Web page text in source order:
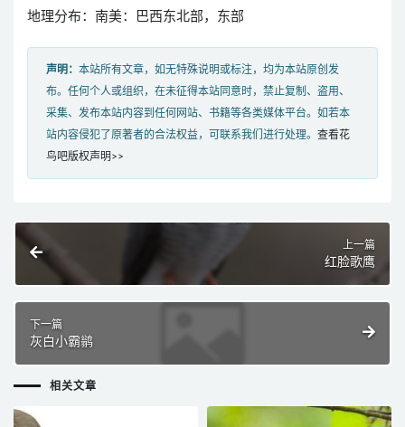
地理分布：南美：巴西东北部，东部
声明： 本站所有文章，如无特殊说明或标注，均为本站原创发
布。任何个人或组织，在未征得本站同意时，禁止复制、盗用、
采集、发布本站内容到任何网站、书籍等各类媒体平台。如若本
站内容侵犯了原著者的合法权益，可联系我们进行处理。 查看花
鸟吧版权声明>>
上一篇
红脸歌鹰
下一篇
灰白小霸鹟
相关文章